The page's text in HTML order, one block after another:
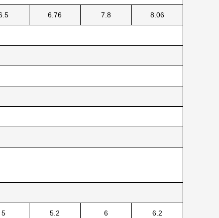
6.76 7.8 8.06
5 5.2 6 6.2